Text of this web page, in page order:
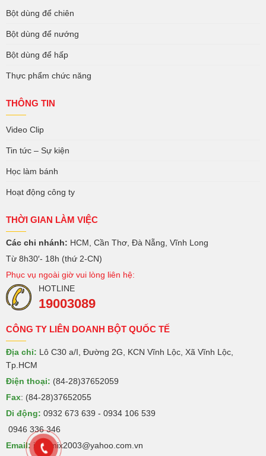
Bột dùng để chiên
Bột dùng để nướng
Bột dùng để hấp
Thực phẩm chức năng
THÔNG TIN
Video Clip
Tin tức – Sự kiện
Học làm bánh
Hoạt động công ty
THỜI GIAN LÀM VIỆC
Các chi nhánh: HCM, Cần Thơ, Đà Nẵng, Vĩnh Long
Từ 8h30′- 18h (thứ 2-CN)
Phục vụ ngoài giờ vui lòng liên hệ:
HOTLINE
19003089
CÔNG TY LIÊN DOANH BỘT QUỐC TẾ
Địa chỉ: Lô C30 a/I, Đường 2G, KCN Vĩnh Lộc, Xã Vĩnh Lộc,
Tp.HCM
Điện thoại: (84-28)37652059
Fax: (84-28)37652055
Di động: 0932 673 639 - 0934 106 539
0946 336 346
Email:intermix2003@yahoo.com.vn